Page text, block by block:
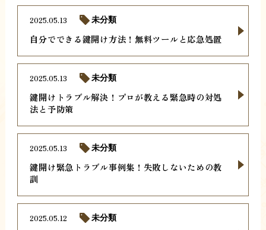
自分でできる鍵開け方法！無料ツールと応急処置
2025.05.13 未分類
鍵開けトラブル解決！プロが教える緊急時の対処
法と予防策
2025.05.13 未分類
鍵開け緊急トラブル事例集！失敗しないための教
訓
2025.05.13 未分類
2025.05.12 未分類